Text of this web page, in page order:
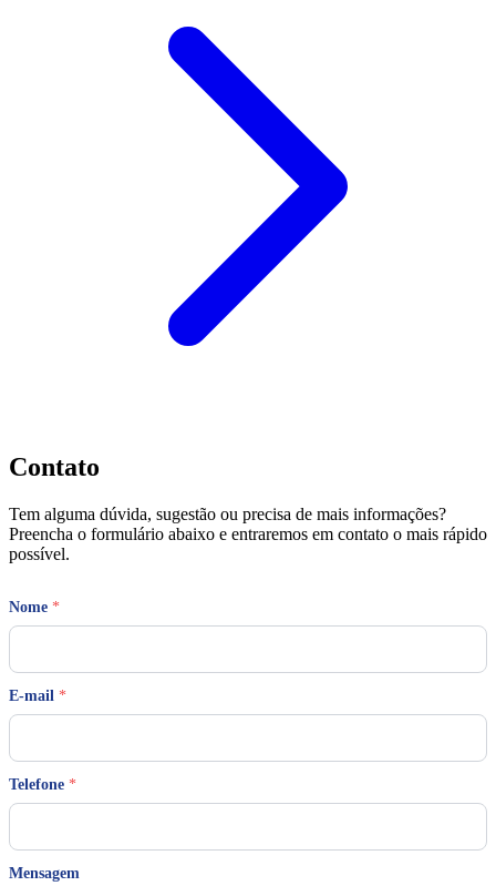
Contato
Tem alguma dúvida, sugestão ou precisa de mais informações?
Preencha o formulário abaixo e entraremos em contato o mais rápido
possível.
Nome *
E-mail *
*
m
e
Telefone *
Mensagem